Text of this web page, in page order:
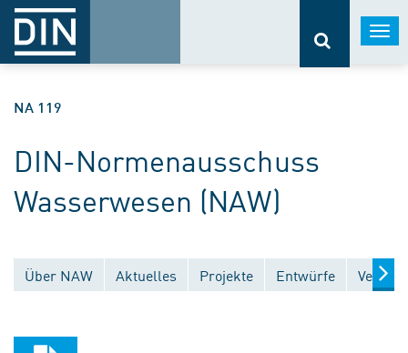
NA 119
DIN-Normenausschuss
Wasserwesen (NAW)
Über NAW Aktuelles Projekte Entwürfe